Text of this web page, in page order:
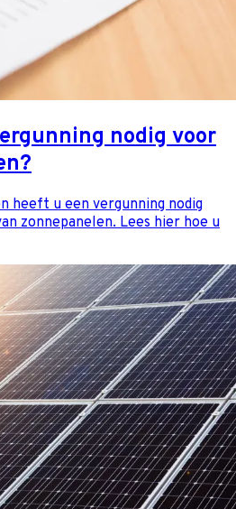
nodig voor
heeft u een vergunning nodig
zonnepanelen. Lees hier hoe u